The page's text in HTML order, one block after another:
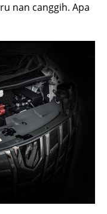
nan canggih. Apa